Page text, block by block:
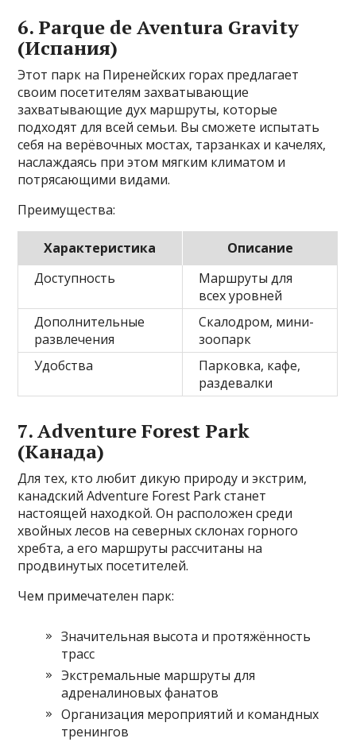
6. Parque de Aventura Gravity
(Испания)
Этот парк на Пиренейских горах предлагает
своим посетителям захватывающие
захватывающие дух маршруты, которые
подходят для всей семьи. Вы сможете испытать
себя на верёвочных мостах, тарзанках и качелях,
наслаждаясь при этом мягким климатом и
потрясающими видами.
Преимущества:
Характеристика
Описание
Доступность
Маршруты для
всех уровней
Дополнительные
развлечения
Скалодром, мини-
зоопарк
Удобства
Парковка, кафе,
раздевалки
7. Adventure Forest Park
(Канада)
Для тех, кто любит дикую природу и экстрим,
канадский Adventure Forest Park станет
настоящей находкой. Он расположен среди
хвойных лесов на северных склонах горного
хребта, а его маршруты рассчитаны на
продвинутых посетителей.
Чем примечателен парк:
Значительная высота и протяжённость
трасс
Экстремальные маршруты для
адреналиновых фанатов
Организация мероприятий и командных
тренингов